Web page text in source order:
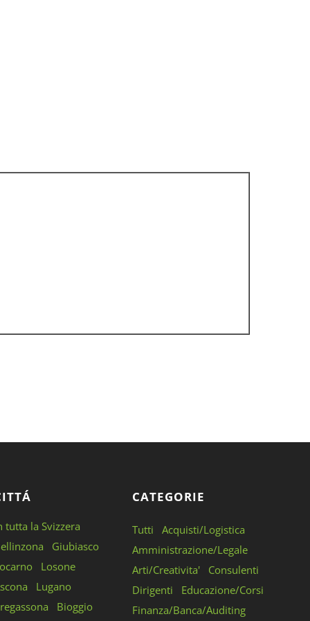
tutta la Svizzera
Giubiasco
Losone
Lugano
Bioggio
CATEGORIE
Tutti
Acquisti/Logistica
Amministrazione/Legale
Arti/Creativita'
Consulenti
Dirigenti
Educazione/Corsi
Finanza/Banca/Auditing